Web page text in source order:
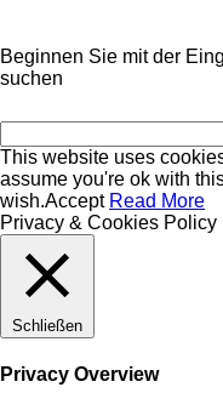
Beginnen Sie mit der
suchen
This website uses
assume you're ok with
wish.Accept Read More
Privacy & Cookies Policy
Schließen
Privacy Overview